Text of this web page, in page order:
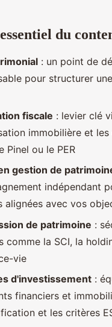
du
: un point de
pour structurer
fiscale : levier clé
immobilière et
Pinel ou le PER
gestion de
indépendant
alignées avec vos
de patrimoine :
comme la SCI, la
vie
d'investissement :
financiers et
et les critères